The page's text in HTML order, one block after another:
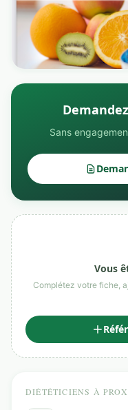
Sans
Vous
Complétez votre fiche,
DIÉTÉTICIENS À